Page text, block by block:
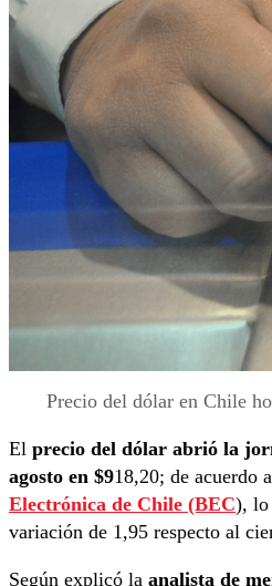
Precio del dólar en Chile
El precio del dólar abrió la
agosto en $918,20; de acuerdo
Electrónica de Chile (BEC), lo
variación de 1,95 respecto al
Según explicó la analista de